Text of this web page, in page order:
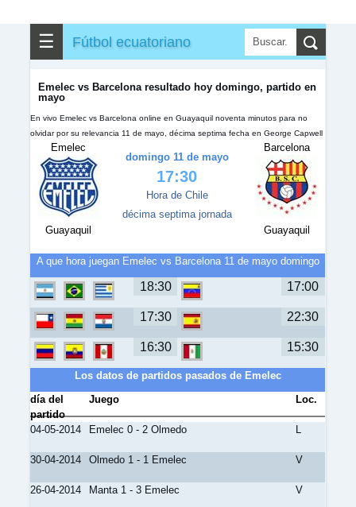
☰ Fútbol ecuatoriano
Emelec vs Barcelona resultado hoy domingo, partido en
mayo
En vivo Emelec vs Barcelona online en Guayaquil noventa minutos para no
olvidar por su relevancia 11 de mayo, décima septima fecha en George Capwell
Emelec
Guayaquil
domingo 11 de mayo
17:30
Hora de Chile
décima septima jornada
Barcelona
Guayaquil
A que hora juegan Emelec vs Barcelona 11 de mayo domingo
18:30 17:00
17:30 22:30
16:30 15:30
Los datos de partidos pasados de Emelec
día del
partido
Juego Loc.
04-05-2014 Emelec 0 - 2 Olmedo L
30-04-2014 Olmedo 1 - 1 Emelec V
26-04-2014 Manta 1 - 3 Emelec V